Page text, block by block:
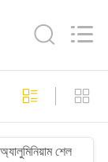
128
শেল